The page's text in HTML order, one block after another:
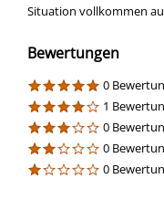
Situation vollkommen
Bewertungen
0
1
0
0
0